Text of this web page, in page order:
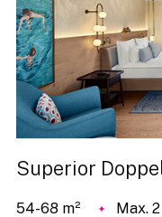
Superior
54-68 m² Max.